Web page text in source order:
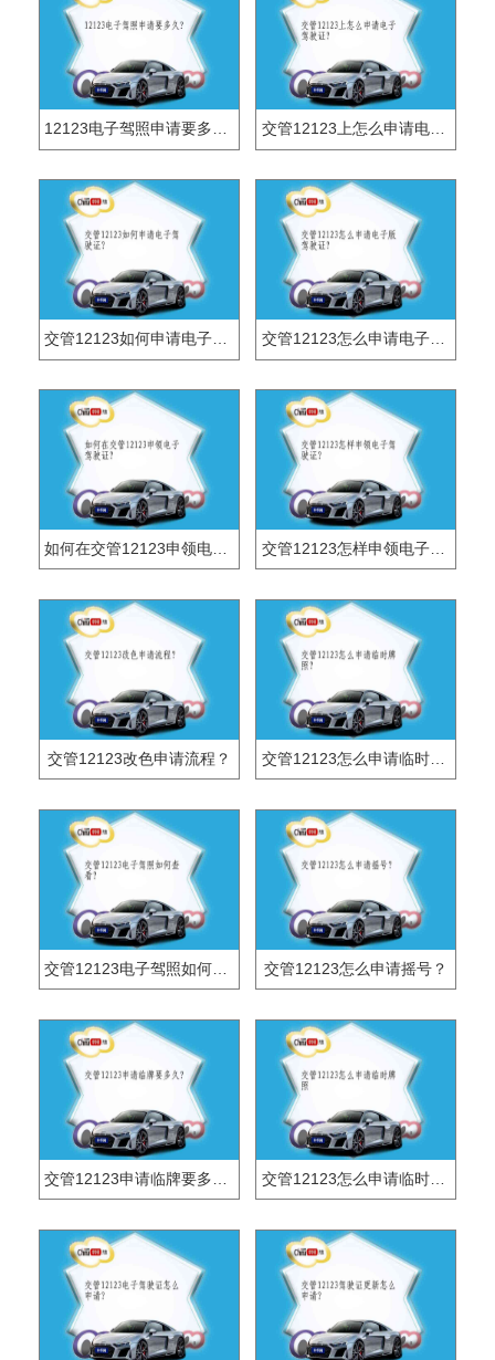
交管12123上怎么申请电子驾驶证？
交管12123怎么申请电子版驾驶证？
交管12123怎样申领电子驾驶证？
交管12123改色申请流程？ 交管12123怎么申请临时牌照？
交管12123怎么申请摇号？
交管12123怎么申请临时牌照